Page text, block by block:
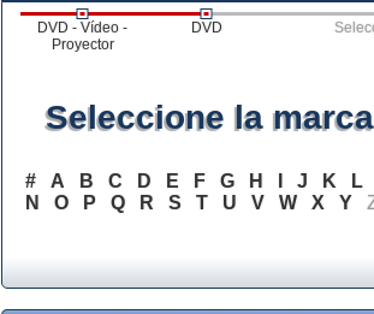
DVD - Vídeo -
Proyector
DVD
Seleccione la marca
# A B C D E F G H J K L
N
O P Q R S T U V W X Y